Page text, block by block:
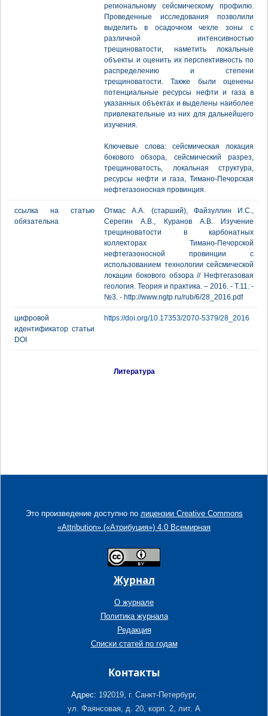
региональному сейсмическому профилю.
Проведенные исследования позволили
выделить в осадочном чехле зоны с
различной интенсивностью
трещиноватости, наметить локальные
объекты и оценить их перспективность по
распределению и степени
трещиноватости. Также были оценены
потенциальные ресурсы нефти и газа в
указанных объектах и выделены наиболее
привлекательные из них для дальнейшего
изучения.
Ключевые слова: сейсмическая локация
бокового обзора, сейсмический разрез,
трещиноватость, локальная структура,
ресурсы нефти и газа, Тимано-Печорская
нефтегазоносная провинция.
ссылка на статью
обязательна
Отмас А.А. (старший), Файзуллин И.С.,
Серегин А.В., Куранов А.В. Изучение
трещиноватости в карбонатных
коллекторах Тимано-Печорской
нефтегазоносной провинции с
использованием технологии сейсмической
локации бокового обзора // Нефтегазовая
геология. Теория и практика. – 2016. - Т.11. -
№3. - http://www.ngtp.ru/rub/6/28_2016.pdf
цифровой
идентификатор статьи
DOI
https://doi.org/10.17353/2070-5379/28_2016
Литература
Это произведение доступно по лицензии Creative Commons
«Attribution» («Атрибуция») 4.0 Всемирная
Журнал
О журнале
Политика журнала
Редакция
Списки статей по годам
Контакты
Адрес: 192019, г. Санкт-Петербург,
ул. Фаянсовая, д. 20, корп. 2, лит. А